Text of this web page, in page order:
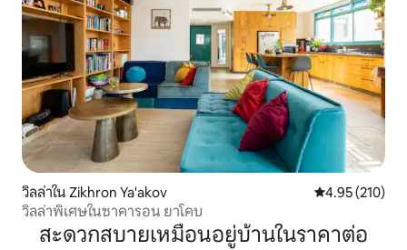
วิลล่าใน Zikhron Ya'akov คะแนนเฉลี่ย
4.95 (210)
วิลล่าพิเศษในซาคารอน ยาโคบ
สะดวกสบายเหมือนอยู่บ้านในราคาต่อ